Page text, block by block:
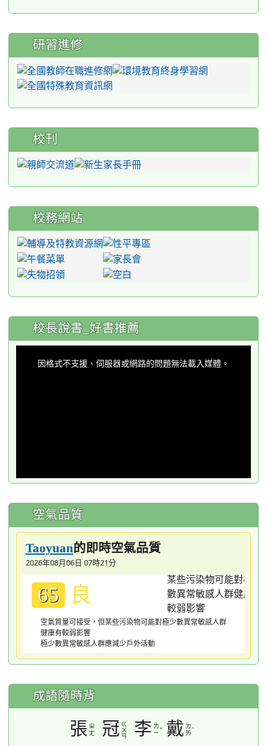
研習進修
校刊
校務網站
:::
校長說書_好書推薦
因格式不支援、伺服器或網路的問題無法載入媒體。
空氣品質
Taoyuan的即時空氣品質
2026年08月06日 07時21分
65 良
空氣質量可接受，但某些污染物可能對極少數異常敏感人群
健康有較弱影響
極少數異常敏感人群應減少戶外活動
成語隨時背
張 ㄓ
ㄤ
冠 ㄍ
ㄨ
ㄢ
李 ㄌ
ㄧˇ 戴 ㄉ
ㄞˋ